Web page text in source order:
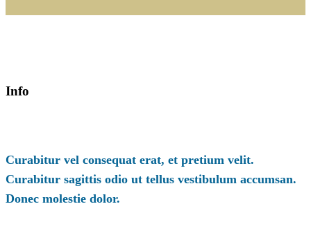
Info
Curabitur vel consequat erat, et pretium velit.
Curabitur sagittis odio ut tellus vestibulum accumsan.
Donec molestie dolor.